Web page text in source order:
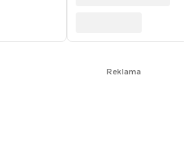
Reklama